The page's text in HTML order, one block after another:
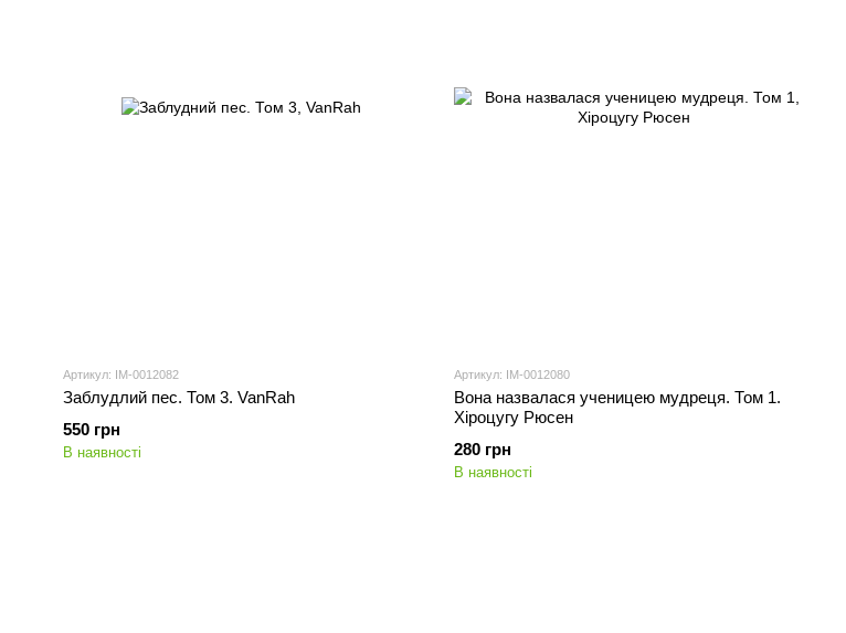
Артикул: IM-0012082
Заблудлий пес. Том 3. VanRah
550 грн
В наявності
Артикул: IM-0012080
Вона назвалася ученицею мудреця. Том 1.
Хіроцугу Рюсен
280 грн
В наявності